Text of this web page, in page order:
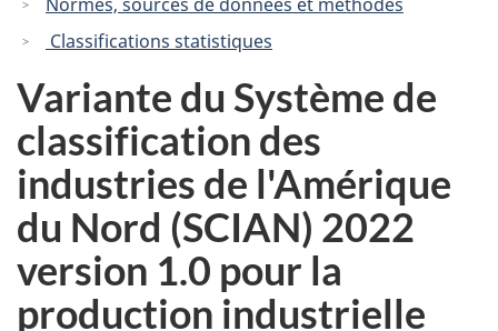
Classifications statistiques
Variante du Système de
classification des
industries de l'Amérique
du Nord (SCIAN) 2022
version 1.0 pour la
production industrielle